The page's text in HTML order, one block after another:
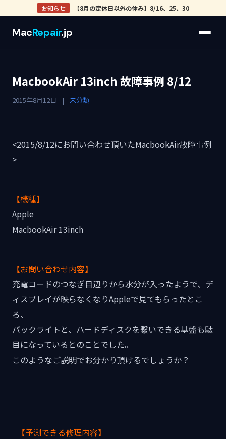
お知らせ 【8月の定休日以外の休み】8/16、25、30
MacRepair.jp
MacbookAir 13inch 故障事例 8/12
2015年8月12日 | 未分類
<2015/8/12にお問い合わせ頂いたMacbookAir故障事例
>
【機種】
Apple
MacbookAir 13inch
【お問い合わせ内容】
充電コードのつなぎ目辺りから水分が入ったようで、デ
ィスプレイが映らなくなりAppleで見てもらったとこ
ろ、
バックライトと、ハードディスクを繋いできる基盤も駄
目になっているとのことでした。
このようなご説明でお分かり頂けるでしょうか？
【予測できる修理内容】